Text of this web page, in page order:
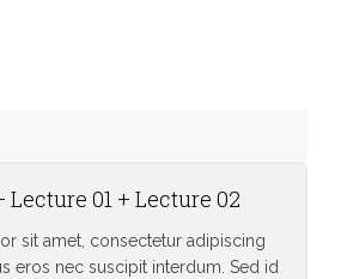
01 + Lecture 02
sit amet, consectetur adipiscing
eros nec suscipit interdum. Sed id